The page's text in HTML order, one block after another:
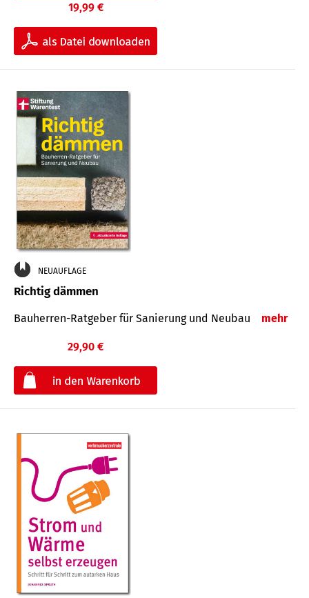
19,99 €
NEUAUFLAGE
Richtig dämmen
Bauherren-Ratgeber für Sanierung und Neubau mehr
29,90 €